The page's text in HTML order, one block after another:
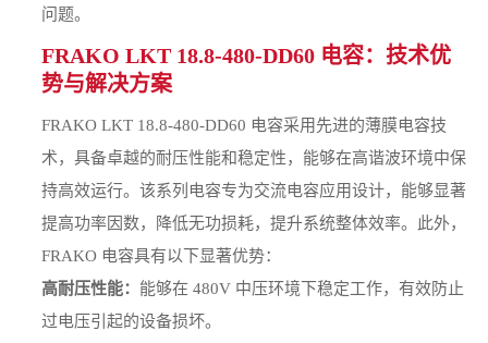
问题。
FRAKO LKT 18.8-480-DD60 电容：技术优
势与解决方案
FRAKO LKT 18.8-480-DD60 电容采用先进的薄膜电容技
术，具备卓越的耐压性能和稳定性，能够在高谐波环境中保
持高效运行。该系列电容专为交流电容应用设计，能够显著
提高功率因数，降低无功损耗，提升系统整体效率。此外，
FRAKO 电容具有以下显著优势：
高耐压性能： 能够在 480V 中压环境下稳定工作，有效防止
过电压引起的设备损坏。